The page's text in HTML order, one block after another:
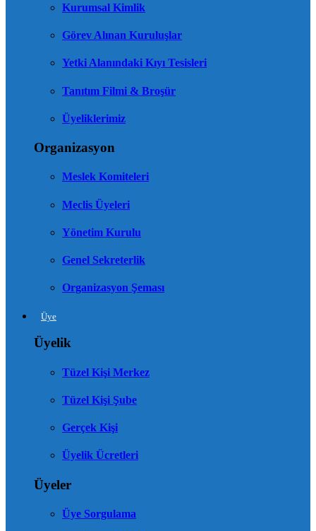
Kurumsal Kimlik
Görev Alınan Kuruluşlar
Yetki Alanındaki Kıyı Tesisleri
Tanıtım Filmi & Broşür
Üyeliklerimiz
Organizasyon
Meslek Komiteleri
Meclis Üyeleri
Yönetim Kurulu
Genel Sekreterlik
Organizasyon Şeması
Üye
Üyelik
Tüzel Kişi Merkez
Tüzel Kişi Şube
Gerçek Kişi
Üyelik Ücretleri
Üyeler
Üye Sorgulama